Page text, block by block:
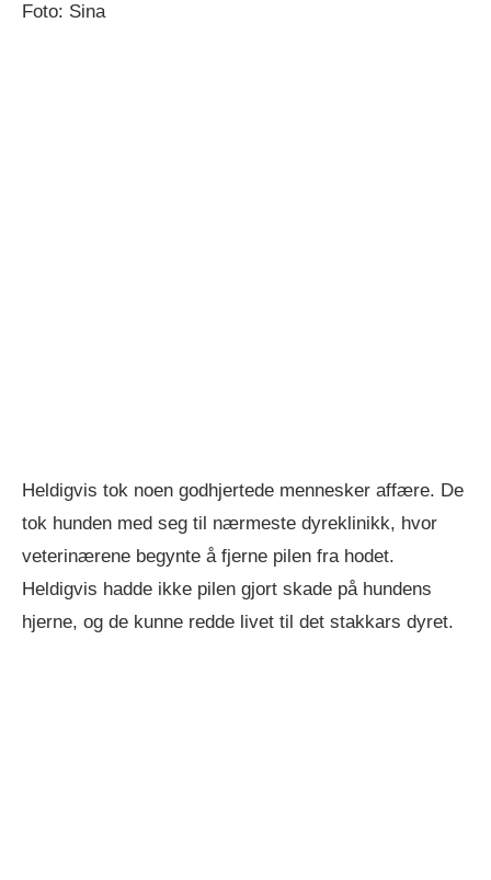
Foto: Sina
Heldigvis tok noen godhjertede mennesker affære. De
tok hunden med seg til nærmeste dyreklinikk, hvor
veterinærene begynte å fjerne pilen fra hodet.
Heldigvis hadde ikke pilen gjort skade på hundens
hjerne, og de kunne redde livet til det stakkars dyret.